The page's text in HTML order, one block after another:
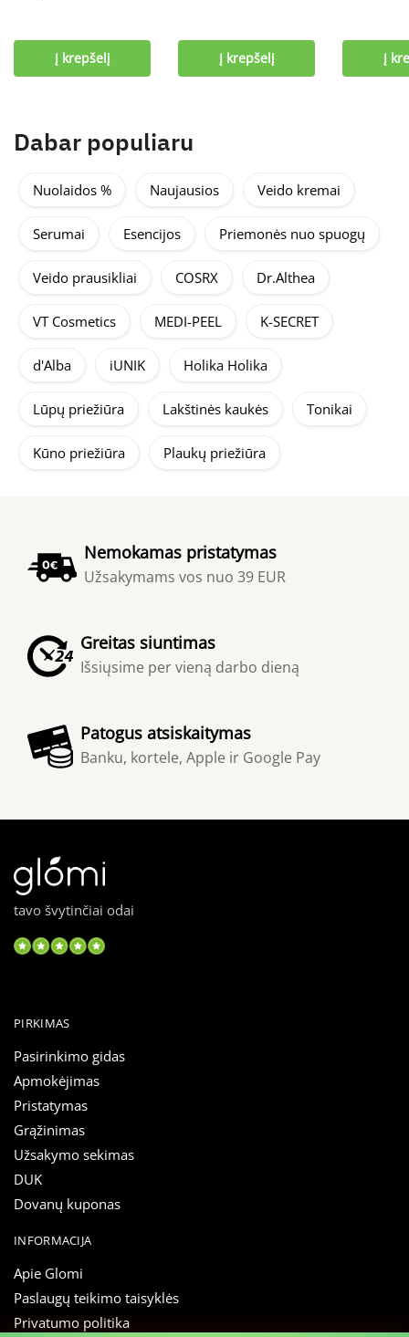
Į krepšelį Į krepšelį Į
Dabar populiaru
Nuolaidos % Naujausios Veido kremai
Serumai Esencijos Priemonės nuo spuogų
Veido prausikliai COSRX Dr.Althea
VT Cosmetics MEDI-PEEL K-SECRET
d'Alba iUNIK Holika Holika
Lūpų priežiūra Lakštinės kaukės Tonikai
Kūno priežiūra Plaukų priežiūra
Nemokamas pristatymas
Užsakymams vos nuo 39 EUR
Greitas siuntimas
Išsiųsime per vieną darbo dieną
Patogus atsiskaitymas
Banku, kortele, Apple ir Google Pay
tavo švytinčiai odai
PIRKIMAS
Pasirinkimo gidas
Apmokėjimas
Pristatymas
Grąžinimas
Užsakymo sekimas
DUK
Dovanų kuponas
INFORMACIJA
Apie Glomi
Paslaugų teikimo taisyklės
Privatumo politika